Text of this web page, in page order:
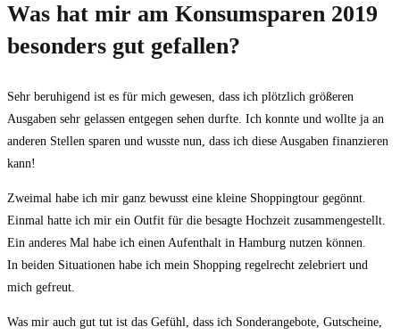
Was hat mir am Konsumsparen 2019
besonders gut gefallen?
Sehr beruhigend ist es für mich gewesen, dass ich plötzlich größeren
Ausgaben sehr gelassen entgegen sehen durfte. Ich konnte und wollte ja an
anderen Stellen sparen und wusste nun, dass ich diese Ausgaben finanzieren
kann!
Zweimal habe ich mir ganz bewusst eine kleine Shoppingtour gegönnt.
Einmal hatte ich mir ein Outfit für die besagte Hochzeit zusammengestellt.
Ein anderes Mal habe ich einen Aufenthalt in Hamburg nutzen können.
In beiden Situationen habe ich mein Shopping regelrecht zelebriert und
mich gefreut.
Was mir auch gut tut ist das Gefühl, dass ich Sonderangebote, Gutscheine,